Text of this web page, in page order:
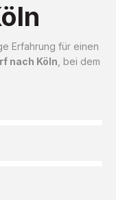
Erfahrung für einen
nach Köln , bei dem